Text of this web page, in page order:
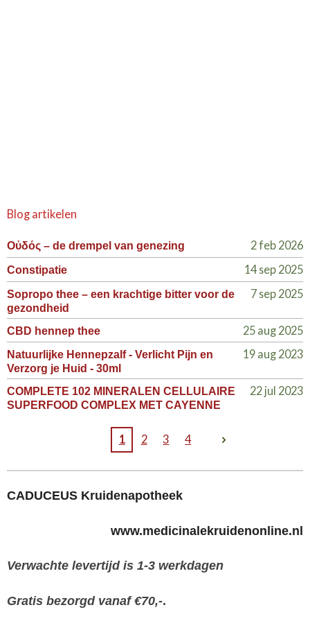
Blog artikelen
Οὐδός – de drempel van genezing 2 feb 2026
Constipatie 14 sep 2025
Sopropo thee – een krachtige bitter voor de
gezondheid
7 sep 2025
CBD hennep thee 25 aug 2025
Natuurlijke Hennepzalf - Verlicht Pijn en
Verzorg je Huid - 30ml
19 aug 2023
COMPLETE 102 MINERALEN CELLULAIRE
SUPERFOOD COMPLEX MET CAYENNE
22 jul 2023
1 2 3 4
CADUCEUS Kruidenapotheek
www.medicinalekruidenonline.nl
Verwachte levertijd is 1-3 werkdagen
Gratis bezorgd vanaf €70,-.